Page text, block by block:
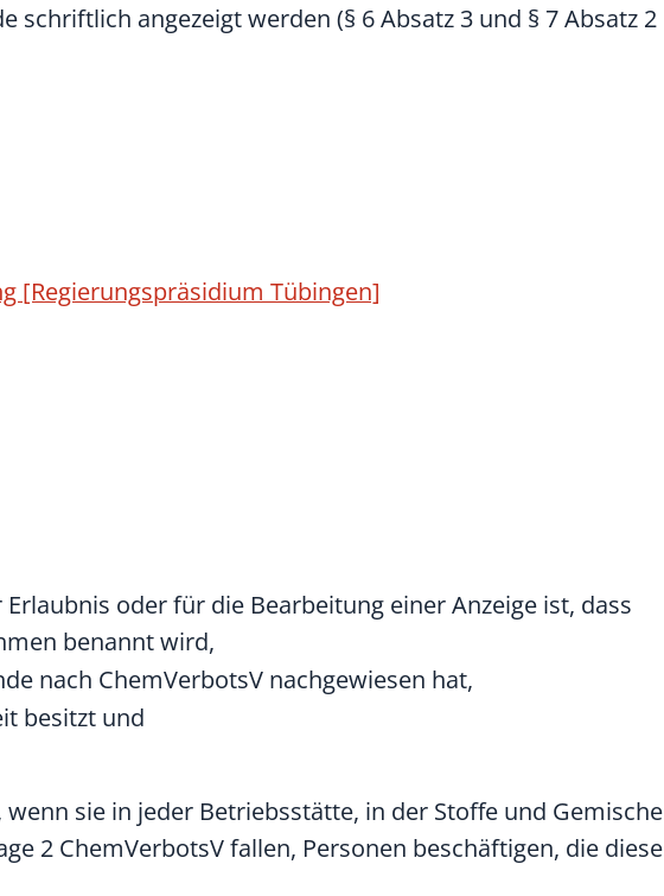
schriftlich angezeigt werden (§ 6 Absatz 3 und § 7 Absatz 2
[Regierungspräsidium Tübingen]
oder für die Bearbeitung einer Anzeige ist, dass
benannt wird,
nach ChemVerbotsV nachgewiesen hat,
besitzt und
sie in jeder Betriebsstätte, in der Stoffe und Gemische
2 ChemVerbotsV fallen, Personen beschäftigen, die diese